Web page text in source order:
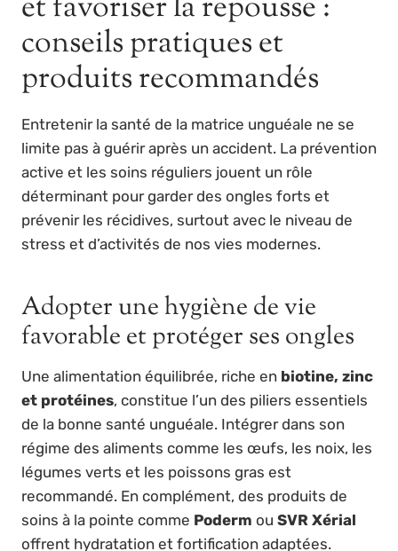
et favoriser la repousse :
conseils pratiques et
produits recommandés
Entretenir la santé de la matrice unguéale ne se
limite pas à guérir après un accident. La prévention
active et les soins réguliers jouent un rôle
déterminant pour garder des ongles forts et
prévenir les récidives, surtout avec le niveau de
stress et d’activités de nos vies modernes.
Adopter une hygiène de vie
favorable et protéger ses ongles
Une alimentation équilibrée, riche en biotine, zinc
et protéines, constitue l’un des piliers essentiels
de la bonne santé unguéale. Intégrer dans son
régime des aliments comme les œufs, les noix, les
légumes verts et les poissons gras est
recommandé. En complément, des produits de
soins à la pointe comme Poderm ou SVR Xérial
offrent hydratation et fortification adaptées.